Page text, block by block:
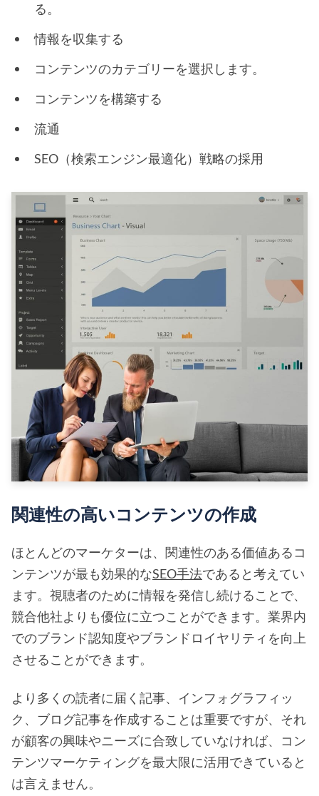
る。
情報を収集する
コンテンツのカテゴリーを選択します。
コンテンツを構築する
流通
SEO（検索エンジン最適化）戦略の採用
関連性の高いコンテンツの作成
ほとんどのマーケターは、関連性のある価値あるコ
ンテンツが最も効果的なSEO手法であると考えてい
ます。視聴者のために情報を発信し続けることで、
競合他社よりも優位に立つことができます。業界内
でのブランド認知度やブランドロイヤリティを向上
させることができます。
より多くの読者に届く記事、インフォグラフィッ
ク、ブログ記事を作成することは重要ですが、それ
が顧客の興味やニーズに合致していなければ、コン
テンツマーケティングを最大限に活用できていると
は言えません。